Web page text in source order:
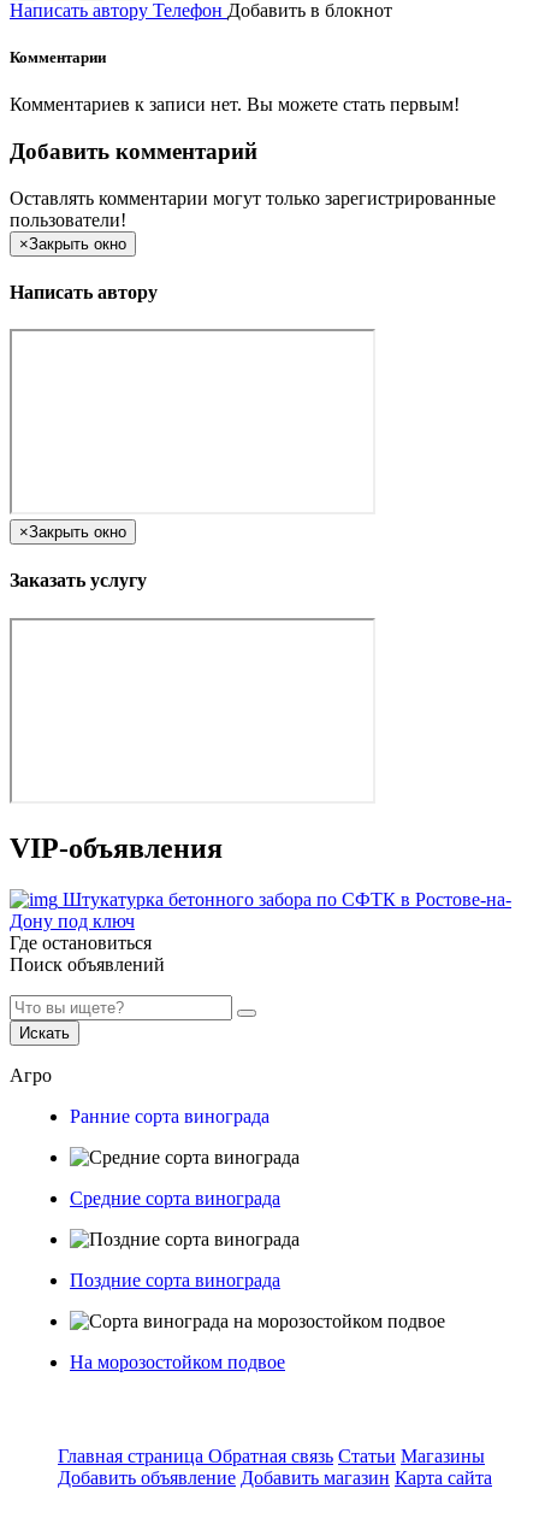
Написать автору Телефон Добавить в блокнот
Комментарии
Комментариев к записи нет. Вы можете стать первым!
Добавить комментарий
Оставлять комментарии могут только зарегистрированные
пользователи!
×Закрыть окно
Написать автору
×Закрыть окно
Заказать услугу
VIP-объявления
Штукатурка бетонного забора по СФТК в Ростове-на-
Дону под ключ
Где остановиться
Поиск объявлений
Искать
Агро
Ранние сорта винограда
Средние сорта винограда
Поздние сорта винограда
На морозостойком подвое
Главная страница Обратная связь Статьи Магазины
Добавить объявление Добавить магазин Карта сайта